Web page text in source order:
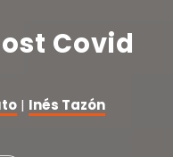
Covid
| Inés Tazón